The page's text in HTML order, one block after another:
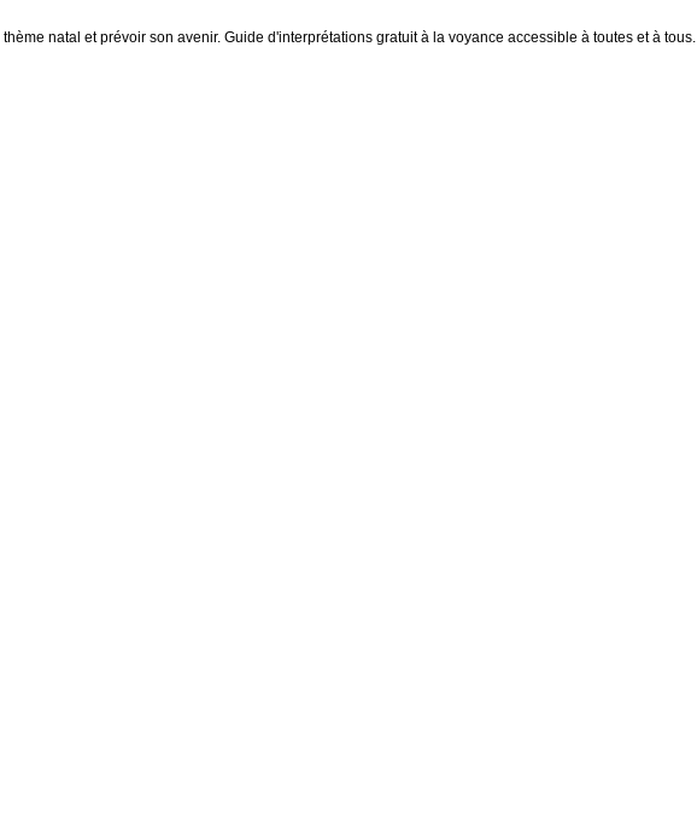
natal et prévoir son avenir. Guide d'interprétations gratuit à la voyance accessible à toutes et à tous.